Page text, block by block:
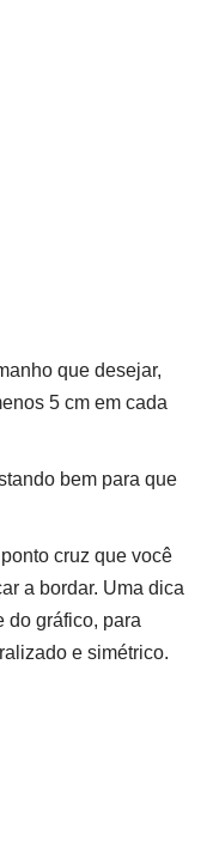
que desejar,
5 cm em cada
bem para que
cruz que você
a bordar. Uma dica
do gráfico, para
e simétrico.